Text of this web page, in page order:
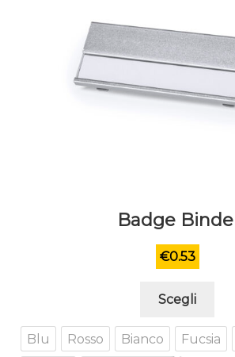
Badge Bindel
€0.53
Scegli
ha
più
Blu Rosso Bianco Fucsia